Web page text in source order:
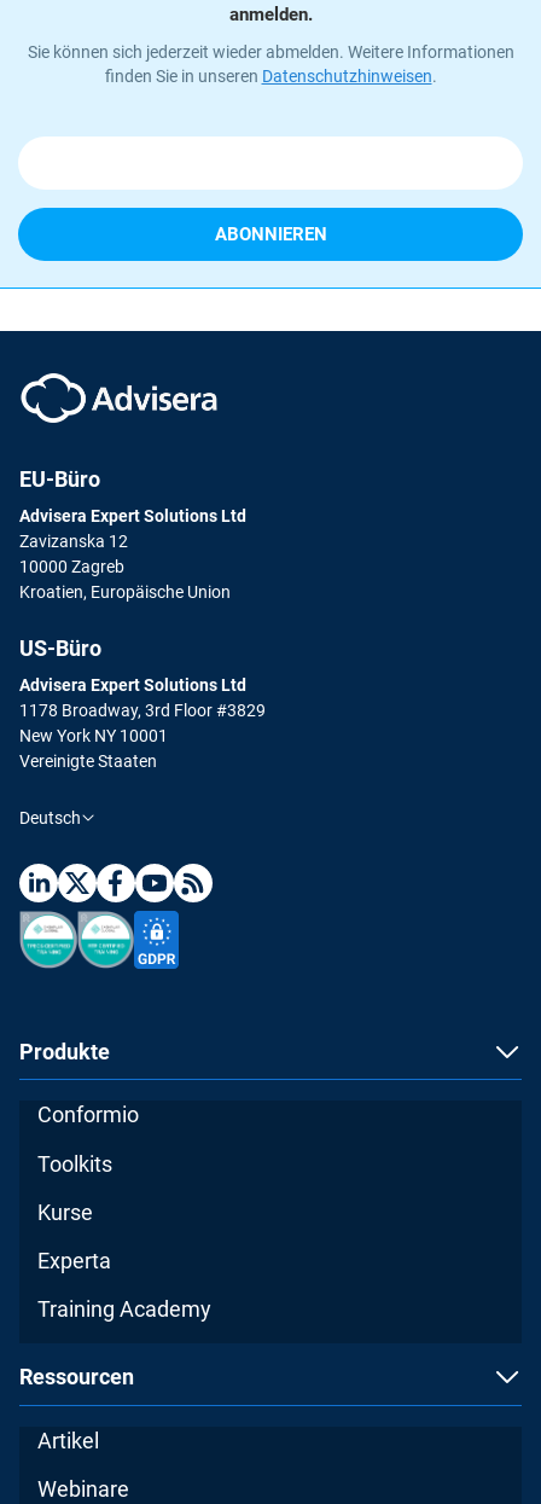
anmelden.
Sie können sich jederzeit wieder abmelden. Weitere Informationen
finden Sie in unseren Datenschutzhinweisen.
EU-Büro
Advisera Expert Solutions Ltd
Zavizanska 12
10000 Zagreb
Kroatien, Europäische Union
US-Büro
Advisera Expert Solutions Ltd
1178 Broadway, 3rd Floor #3829
New York NY 10001
Vereinigte Staaten
Deutsch
Produkte
Conformio
Toolkits
Kurse
Experta
Training Academy
Ressourcen
Artikel
Webinare